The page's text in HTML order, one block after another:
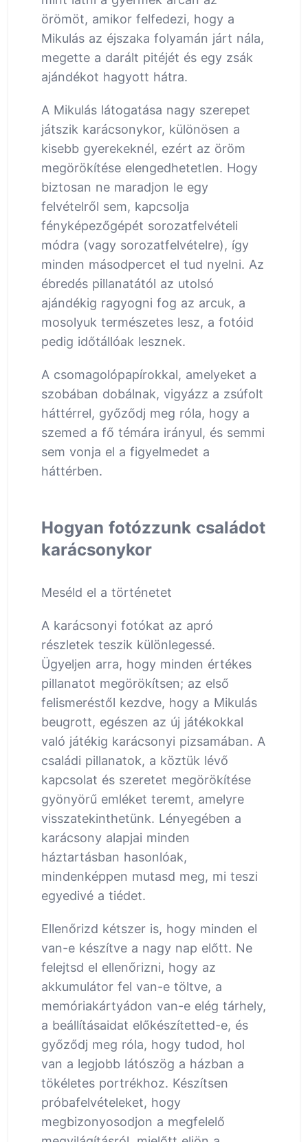
örömöt, amikor felfedezi, hogy a
Mikulás az éjszaka folyamán járt nála,
megette a darált pitéjét és egy zsák
ajándékot hagyott hátra.
A Mikulás látogatása nagy szerepet
játszik karácsonykor, különösen a
kisebb gyerekeknél, ezért az öröm
megörökítése elengedhetetlen. Hogy
biztosan ne maradjon le egy
felvételről sem, kapcsolja
fényképezőgépét sorozatfelvételi
módra (vagy sorozatfelvételre), így
minden másodpercet el tud nyelni. Az
ébredés pillanatától az utolsó
ajándékig ragyogni fog az arcuk, a
mosolyuk természetes lesz, a fotóid
pedig időtállóak lesznek.
A csomagolópapírokkal, amelyeket a
szobában dobálnak, vigyázz a zsúfolt
háttérrel, győződj meg róla, hogy a
szemed a fő témára irányul, és semmi
sem vonja el a figyelmedet a
háttérben.
Hogyan fotózzunk családot
karácsonykor
Meséld el a történetet
A karácsonyi fotókat az apró
részletek teszik különlegessé.
Ügyeljen arra, hogy minden értékes
pillanatot megörökítsen; az első
felismeréstől kezdve, hogy a Mikulás
beugrott, egészen az új játékokkal
való játékig karácsonyi pizsamában. A
családi pillanatok, a köztük lévő
kapcsolat és szeretet megörökítése
gyönyörű emléket teremt, amelyre
visszatekinthetünk. Lényegében a
karácsony alapjai minden
háztartásban hasonlóak,
mindenképpen mutasd meg, mi teszi
egyedivé a tiédet.
Ellenőrizd kétszer is, hogy minden el
van-e készítve a nagy nap előtt. Ne
felejtsd el ellenőrizni, hogy az
akkumulátor fel van-e töltve, a
memóriakártyádon van-e elég tárhely,
a beállításaidat előkészítetted-e, és
győződj meg róla, hogy tudod, hol
van a legjobb látószög a házban a
tökéletes portrékhoz. Készítsen
próbafelvételeket, hogy
megbizonyosodjon a megfelelő